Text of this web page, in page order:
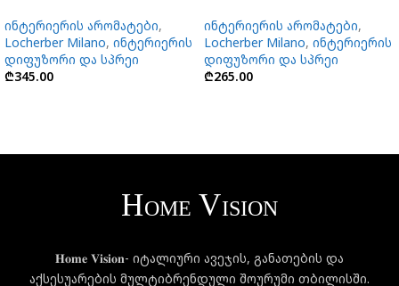
ინტერიერის არომატები,
Locherber Milano, ინტერიერის
დიფუზორი და სპრეი
₾345.00
ინტერიერის არომატები,
Locherber Milano, ინტერიერის
დიფუზორი და სპრეი
₾265.00
𝐇𝐨𝐦𝐞 𝐕𝐢𝐬𝐢𝐨𝐧- იტალიური ავეჯის, განათების და
აქსესუარების მულტიბრენდული შოურუმი თბილისში.